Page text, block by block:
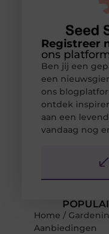
Home /
Aanbiedingen
Registreer
ons
Ben jij een
een
ons
ontdek
aan een
vandaag nog